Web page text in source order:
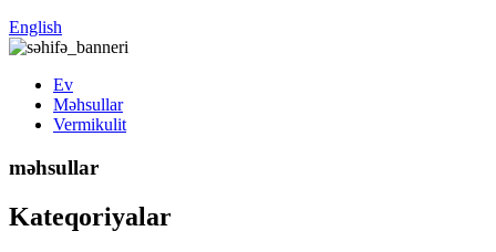
English
Ev
Məhsullar
Vermikulit
məhsullar
Kateqoriyalar